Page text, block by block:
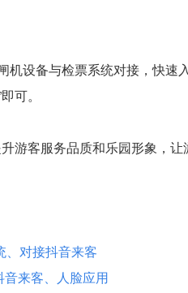
设备与检票系统对接，快速
可。
游客服务品质和乐园形象，让
、对接抖音来客
音来客、人脸应用